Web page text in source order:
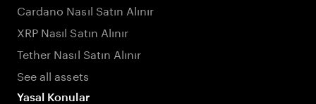
Cardano Nasıl Satın Alınır
XRP Nasıl Satın Alınır
Tether Nasıl Satın Alınır
See all assets
Yasal Konular